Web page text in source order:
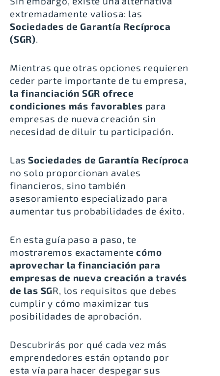
extremadamente valiosa: las
Sociedades de Garantía Recíproca
(SGR).
Mientras que otras opciones requieren
ceder parte importante de tu empresa,
la financiación SGR ofrece
condiciones más favorables para
empresas de nueva creación sin
necesidad de diluir tu participación.
LasSociedades de Garantía Recíproca
no solo proporcionan avales
financieros, sino también
asesoramiento especializado para
aumentar tus probabilidades de éxito.
En esta guía paso a paso, te
mostraremos exactamentecómo
aprovechar la financiación para
empresas de nueva creación a través
de las SGR, los requisitos que debes
cumplir y cómo maximizar tus
posibilidades de aprobación.
Descubrirás por qué cada vez más
emprendedores están optando por
esta vía para hacer despegar sus